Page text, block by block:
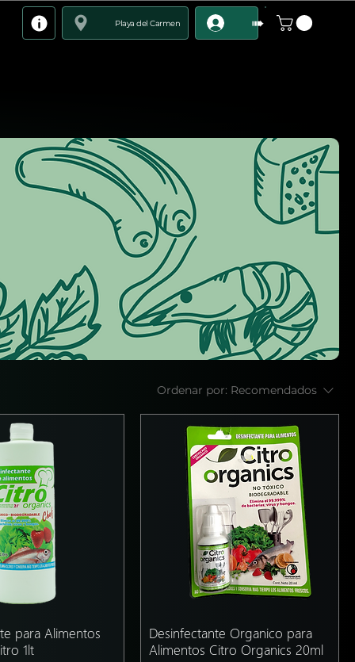
Playa del Carmen ➠
Ordenar por: Recomendados
para Alimentos
1lt
Desinfectante Organico para
Alimentos Citro Organics 20ml